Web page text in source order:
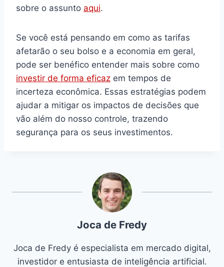
sobre o assunto aqui.
Se você está pensando em como as tarifas
afetarão o seu bolso e a economia em geral,
pode ser benéfico entender mais sobre como
investir de forma eficaz em tempos de
incerteza econômica. Essas estratégias podem
ajudar a mitigar os impactos de decisões que
vão além do nosso controle, trazendo
segurança para os seus investimentos.
Joca de Fredy
Joca de Fredy é especialista em mercado digital,
investidor e entusiasta de inteligência artificial.